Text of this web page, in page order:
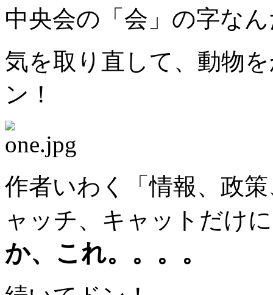
中央会の「会」の字な
気を取り直して、動物
ン！
作者いわく「情報、政
ャッチ、キャットだけ
か、これ。。。。